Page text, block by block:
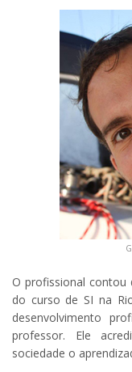
O profissional contou
do curso de SI na
desenvolvimento
professor. Ele
sociedade o